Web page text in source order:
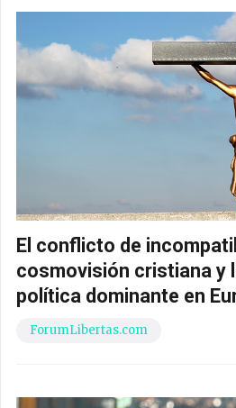
El conflicto de
cosmovisión cristiana y
política dominante en
ForumLibertas.com